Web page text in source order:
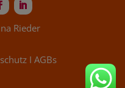
Rieder
I AGBs